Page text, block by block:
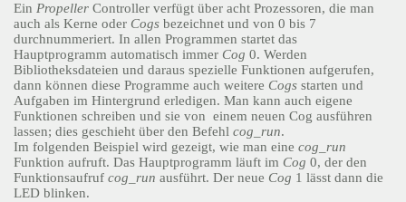
Ein Propeller Controller verfügt über acht Prozessoren, die man
auch als Kerne oder Cogs bezeichnet und von 0 bis 7
durchnummeriert. In allen Programmen startet das
Hauptprogramm automatisch immer Cog 0. Werden
Bibliotheksdateien und daraus spezielle Funktionen aufgerufen,
dann können diese Programme auch weitere Cogs starten und
Aufgaben im Hintergrund erledigen. Man kann auch eigene
Funktionen schreiben und sie von einem neuen Cog ausführen
lassen; dies geschieht über den Befehl cog_run.
Im folgenden Beispiel wird gezeigt, wie man eine cog_run
Funktion aufruft. Das Hauptprogramm läuft im Cog 0, der den
Funktionsaufruf cog_run ausführt. Der neue Cog 1 lässt dann die
LED blinken.